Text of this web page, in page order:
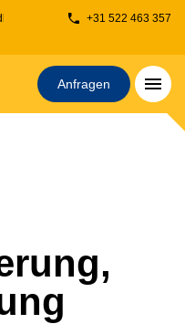
Transport,+31 522 463 357
Anfragen